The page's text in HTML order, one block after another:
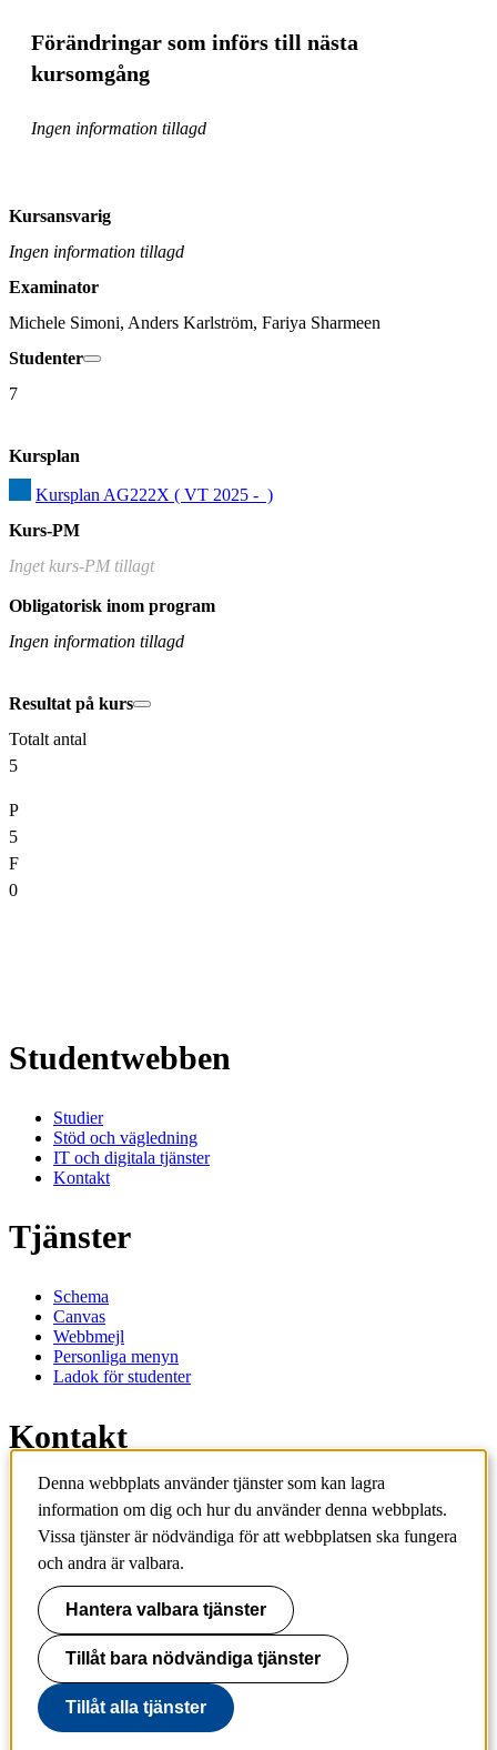
Förändringar som införs till nästa
kursomgång
Ingen information tillagd
Kursansvarig
Ingen information tillagd
Examinator
Michele Simoni, Anders Karlström, Fariya Sharmeen
Studenter
7
Kursplan
Kursplan AG222X ( VT 2025 -  )
Kurs-PM
Inget kurs-PM tillagt
Obligatorisk inom program
Ingen information tillagd
Resultat på kurs
Totalt antal
5
P
5
F
0
Studentwebben
Studier
Stöd och vägledning
IT och digitala tjänster
Kontakt
Tjänster
Schema
Canvas
Webbmejl
Personliga menyn
Ladok för studenter
Kontakt
Kontakta utbildningsprogram
Kontakta kurs
IT-support
KTH Entré
KTH
100 44 Stockholm
+46 8 790 60 00
info@kth.se
📷 @KTHstudent på Instagram
Denna webbplats använder tjänster som kan lagra
information om dig och hur du använder denna webbplats.
Vissa tjänster är nödvändiga för att webbplatsen ska fungera
och andra är valbara.
Hantera valbara tjänster
Tillåt bara nödvändiga tjänster
Tillåt alla tjänster